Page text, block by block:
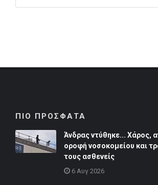
ΠΙΟ ΠΡΟΣΦΑΤΑ
Άνδρας ντύθηκε... Χάρος,
οροφή νοσοκομείου και
τους ασθενείς
6 Αυγ 2026